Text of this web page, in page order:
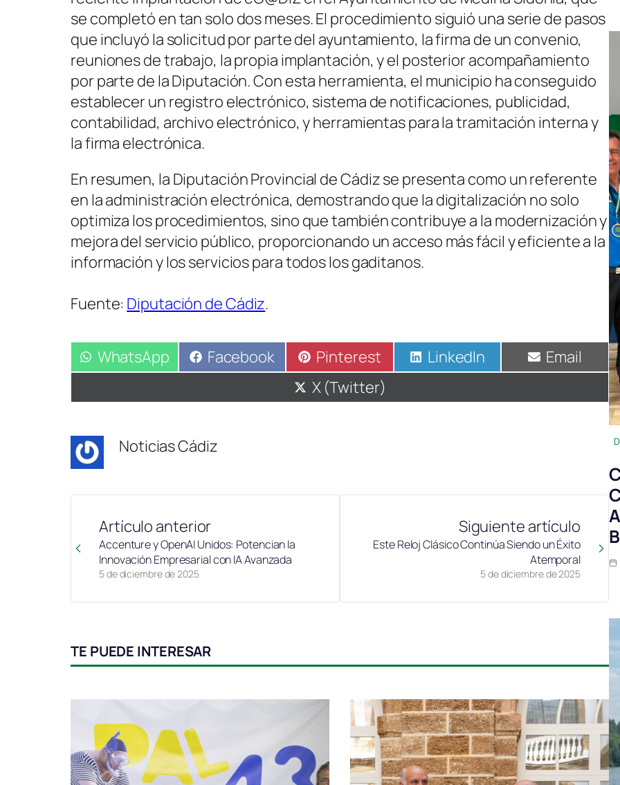
se completó en tan solo dos meses. El procedimiento siguió una serie de pasos
que incluyó la solicitud por parte del ayuntamiento, la firma de un convenio,
reuniones de trabajo, la propia implantación, y el posterior acompañamiento
por parte de la Diputación. Con esta herramienta, el municipio ha conseguido
establecer un registro electrónico, sistema de notificaciones, publicidad,
contabilidad, archivo electrónico, y herramientas para la tramitación interna y
la firma electrónica.
En resumen, la Diputación Provincial de Cádiz se presenta como un referente
en la administración electrónica, demostrando que la digitalización no solo
optimiza los procedimientos, sino que también contribuye a la modernización y
mejora del servicio público, proporcionando un acceso más fácil y eficiente a la
información y los servicios para todos los gaditanos.
Fuente: Diputación de Cádiz.
Compartir
en
WhatsApp Compartir
en
Facebook Compartir
en
Pinterest Compartir
en
LinkedIn Compartir
en
Email
Compartir
en
X (Twitter)
Noticias Cádiz
Artículo anterior
5 de diciembre de 2025
Accenture y OpenAI Unidos: Potencian la
Innovación Empresarial con IA Avanzada
Siguiente artículo
5 de diciembre de 2025
Este Reloj Clásico Continúa Siendo un Éxito
Atemporal
TE PUEDE INTERESAR